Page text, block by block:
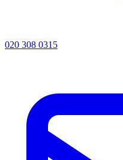
020 308 0315